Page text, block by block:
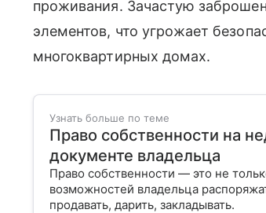
проживания. Зачастую
элементов, что угрожает
многоквартирных домах.
Узнать больше по теме
Право собственности на
документе владельца
Право собственности — это не
возможностей владельца
продавать, дарить, закладывать.